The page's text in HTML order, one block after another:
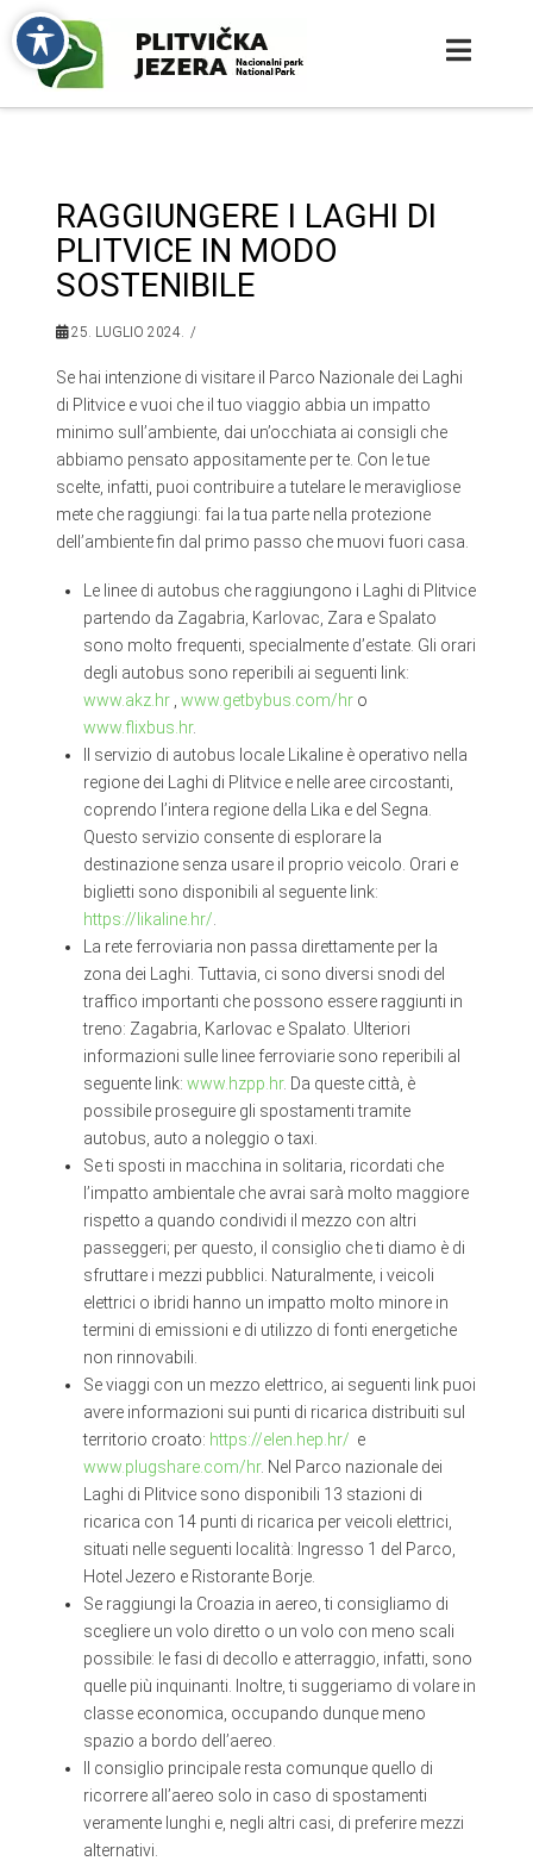
RAGGIUNGERE I LAGHI DI
PLITVICE IN MODO
SOSTENIBILE
25. LUGLIO 2024.
Se hai intenzione di visitare il Parco Nazionale dei Laghi
di Plitvice e vuoi che il tuo viaggio abbia un impatto
minimo sull’ambiente, dai un’occhiata ai consigli che
abbiamo pensato appositamente per te. Con le tue
scelte, infatti, puoi contribuire a tutelare le meravigliose
mete che raggiungi: fai la tua parte nella protezione
dell’ambiente fin dal primo passo che muovi fuori casa.
Le linee di autobus che raggiungono i Laghi di Plitvice
partendo da Zagabria, Karlovac, Zara e Spalato
sono molto frequenti, specialmente d’estate. Gli orari
degli autobus sono reperibili ai seguenti link:
www.akz.hr ,www.getbybus.com/hr o
www.flixbus.hr.
Il servizio di autobus locale Likaline è operativo nella
regione dei Laghi di Plitvice e nelle aree circostanti,
coprendo l’intera regione della Lika e del Segna.
Questo servizio consente di esplorare la
destinazione senza usare il proprio veicolo. Orari e
biglietti sono disponibili al seguente link:
https://likaline.hr/
La rete ferroviaria non passa direttamente per la
zona dei Laghi. Tuttavia, ci sono diversi snodi del
traffico importanti che possono essere raggiunti in
treno: Zagabria, Karlovac e Spalato. Ulteriori
informazioni sulle linee ferroviarie sono reperibili al
seguente link:www.hzpp.hr. Da queste città, è
possibile proseguire gli spostamenti tramite
autobus, auto a noleggio o taxi.
Se ti sposti in macchina in solitaria, ricordati che
l’impatto ambientale che avrai sarà molto maggiore
rispetto a quando condividi il mezzo con altri
passeggeri; per questo, il consiglio che ti diamo è di
sfruttare i mezzi pubblici. Naturalmente, i veicoli
elettrici o ibridi hanno un impatto molto minore in
termini di emissioni e di utilizzo di fonti energetiche
non rinnovabili.
Se viaggi con un mezzo elettrico, ai seguenti link puoi
avere informazioni sui punti di ricarica distribuiti sul
territorio croato: https://elen.hep.hr/ e
www.plugshare.com/hr. Nel Parco nazionale dei
Laghi di Plitvice sono disponibili 13 stazioni di
ricarica con 14 punti di ricarica per veicoli elettrici,
situati nelle seguenti località: Ingresso 1 del Parco,
Hotel Jezero e Ristorante Borje.
Se raggiungi la Croazia in aereo, ti consigliamo di
scegliere un volo diretto o un volo con meno scali
possibile: le fasi di decollo e atterraggio, infatti, sono
quelle più inquinanti. Inoltre, ti suggeriamo di volare in
classe economica, occupando dunque meno
spazio a bordo dell’aereo.
Il consiglio principale resta comunque quello di
ricorrere all’aereo solo in caso di spostamenti
veramente lunghi e, negli altri casi, di preferire mezzi
alternativi.